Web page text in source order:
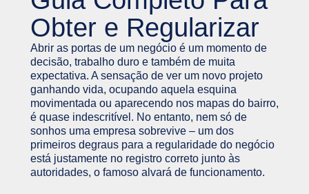
Obter e Regularizar
Abrir as portas de um negócio é um momento de
decisão, trabalho duro e também de muita
expectativa. A sensação de ver um novo projeto
ganhando vida, ocupando aquela esquina
movimentada ou aparecendo nos mapas do bairro,
é quase indescritível. No entanto, nem só de
sonhos uma empresa sobrevive – um dos
primeiros degraus para a regularidade do negócio
está justamente no registro correto junto às
autoridades, o famoso alvará de funcionamento.